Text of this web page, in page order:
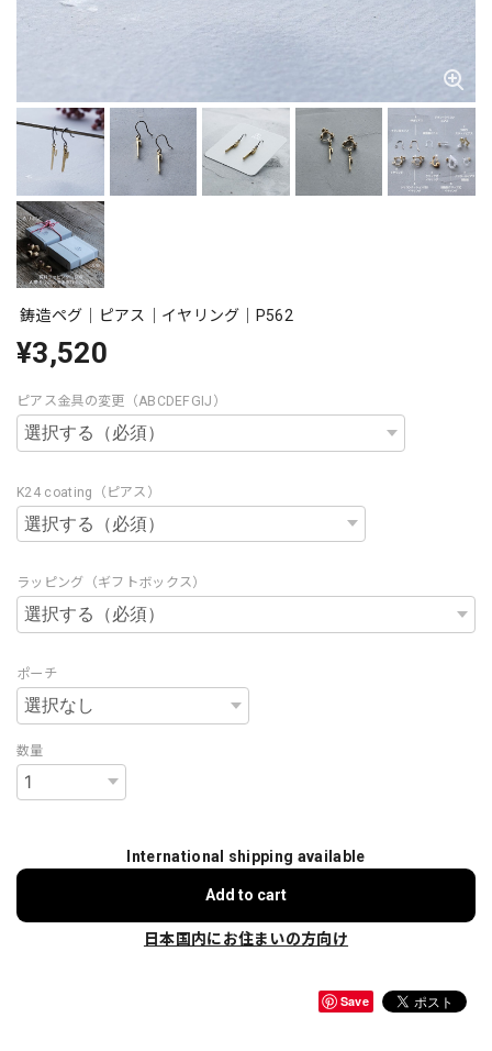
鋳造ペグ｜ピアス｜イヤリング｜P562
¥3,520
ピアス金具の変更（ABCDEFGIJ）
K24 coating（ピアス）
ラッピング（ギフトボックス）
ポーチ
数量
International shipping available
Add to cart
日本国内にお住まいの方向け
Save